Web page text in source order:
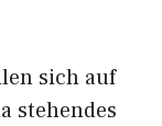
sich auf
stehendes